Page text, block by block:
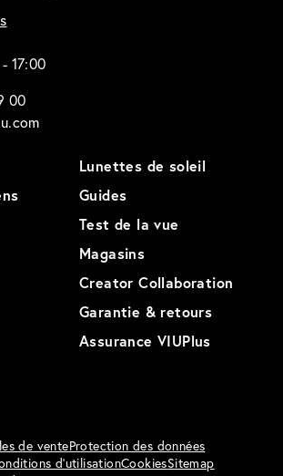
17:00
00
Lunettes de soleil
Guides
Test de la vue
Magasins
Creator Collaboration
Garantie & retours
Assurance VIUPlus
de venteProtection des données
d'utilisationCookiesSitemap